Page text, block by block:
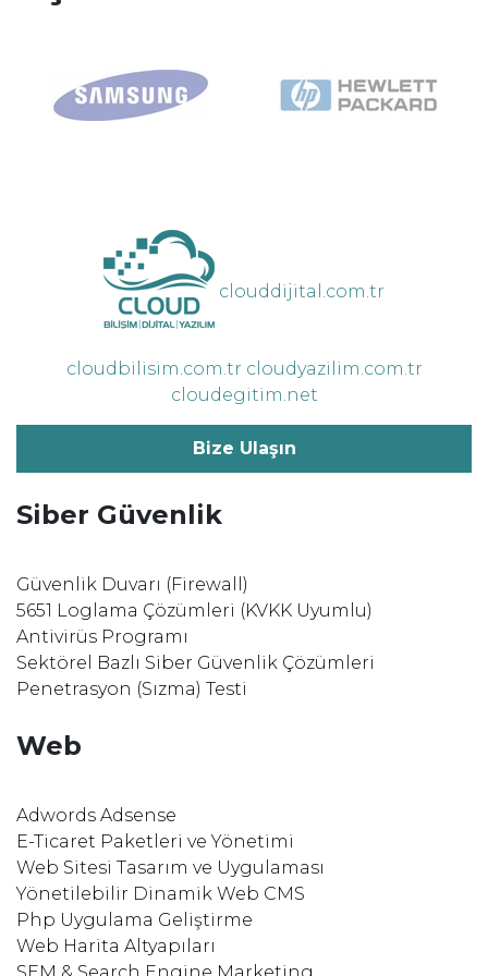
clouddijital.com.tr
cloudbilisim.com.tr cloudyazilim.com.tr
cloudegitim.net
Bize Ulaşın
Siber Güvenlik
Güvenlik Duvarı (Firewall)
5651 Loglama Çözümleri (KVKK Uyumlu)
Antivirüs Programı
Sektörel Bazlı Siber Güvenlik Çözümleri
Penetrasyon (Sızma) Testi
Web
Adwords Adsense
E-Ticaret Paketleri ve Yönetimi
Web Sitesi Tasarım ve Uygulaması
Yönetilebilir Dinamik Web CMS
Php Uygulama Geliştirme
Web Harita Altyapıları